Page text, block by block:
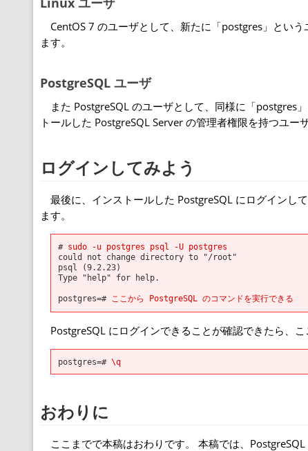
CentOS 7 のユーザとして、新たに「postgres」とい
ます。
PostgreSQL ユーザ
また PostgreSQL のユーザとして、同様に「postgres
トールした PostgreSQL Server の管理者権限を持つユー
ログインしてみよう
最後に、インストールした PostgreSQL にログインし
ます。
# sudo -u postgres psql -U postgres
could not change directory to "/root"
psql (9.2.23)
Type "help" for help.
postgres=# ここから PostgreSQL のコマンドを実行できる
PostgreSQL にログインできることが確認できたら、こ
postgres=# \q
おわりに
ここまでで本稿はおわりです。 本稿では、